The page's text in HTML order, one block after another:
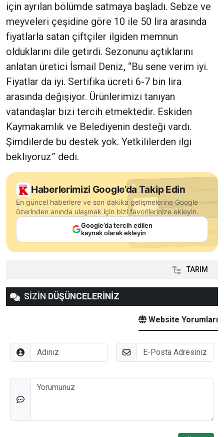
için ayrılan bölümde satmaya başladı. Sebze ve
meyveleri çeşidine göre 10 ile 50 lira arasında
fiyatlarla satan çiftçiler ilgiden memnun
olduklarını dile getirdi. Sezonunu açtıklarını
anlatan üretici İsmail Deniz, “Bu sene verim iyi.
Fiyatlar da iyi. Sertifika ücreti 6-7 bin lira
arasında değişiyor. Ürünlerimizi tanıyan
vatandaşlar bizi tercih etmektedir. Eskiden
Kaymakamlık ve Belediyenin desteği vardı.
Şimdilerde bu destek yok. Yetkililerden ilgi
bekliyoruz” dedi.
Haberlerimizi Google’da Takip Edin
En güncel haberlere ve son dakika gelişmelerine Google
üzerinden anında ulaşmak için bizi favorilerinize ekleyin.
Google’da tercih edilen
kaynak olarak ekleyin
TARIM
SİZİN DÜŞÜNCELERİNİZ
Website Yorumları
Adınız E-Posta
Düşünceleriniz